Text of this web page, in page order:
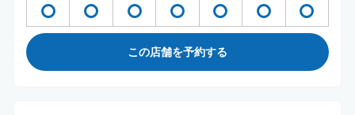
この店舗を予約する